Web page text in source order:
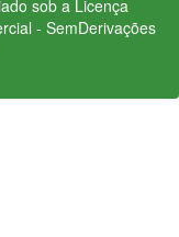
sob a Licença
- SemDerivações